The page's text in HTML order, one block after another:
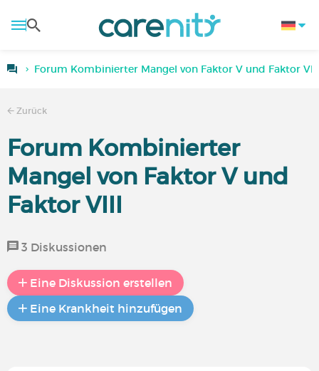
Forum Kombinierter Mangel von Faktor V und Faktor VIII
Zurück
Forum Kombinierter
Mangel von Faktor V und
Faktor VIII
3 Diskussionen
Eine Diskussion erstellen
Eine Krankheit hinzufügen